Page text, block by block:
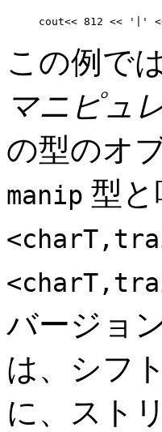
cout<< 812 << '|'
この例では
マニピュ
の型のオ
manip 型と
バージョ
は、シフ
に、スト